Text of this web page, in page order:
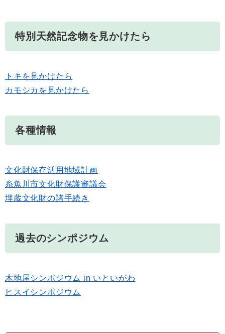
特別天然記念物を見かけたら
トキを見かけたら
カモシカを見かけたら
各種情報
文化財保存活用地域計画
糸魚川市文化財保護審議会
埋蔵文化財の諸手続き
過去のシンポジウム
木地屋シンポジウム in いといがわ
ヒスイシンポジウム